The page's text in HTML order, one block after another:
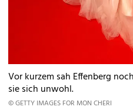
Vor kurzem sah Effenberg
sie sich unwohl.
© GETTY IMAGES FOR MON CHERI